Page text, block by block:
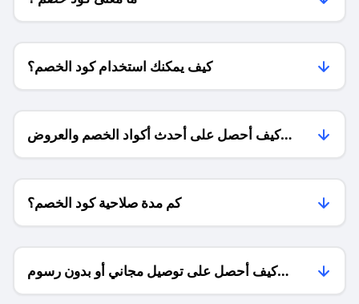
كيف يمكنك استخدام كود الخصم؟
كيف أحصل على أحدث أكواد الخصم والعروض
للمتاجر؟
كم مدة صلاحية كود الخصم؟
كيف أحصل على توصيل مجاني أو بدون رسوم
الشحن ؟